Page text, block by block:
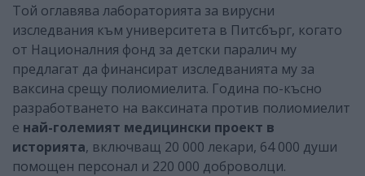
Той оглавява лабораторията за вирусни
изследвания към университета в Питсбърг, когато
от Националния фонд за детски паралич му
предлагат да финансират изследванията му за
ваксина срещу полиомиелита. Година по-късно
разработването на ваксината против полиомиелит
е най-големият медицински проект в
историята, включващ 20 000 лекари, 64 000 души
помощен персонал и 220 000 доброволци.